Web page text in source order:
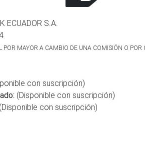
ECUADOR S.A.
POR MAYOR A CAMBIO DE UNA COMISIÓN O POR
con suscripción)
(Disponible con suscripción)
(Disponible con suscripción)